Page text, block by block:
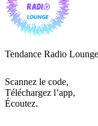
Tendance Radio Lounge
Scannez le code,
Téléchargez l’app,
Écoutez.